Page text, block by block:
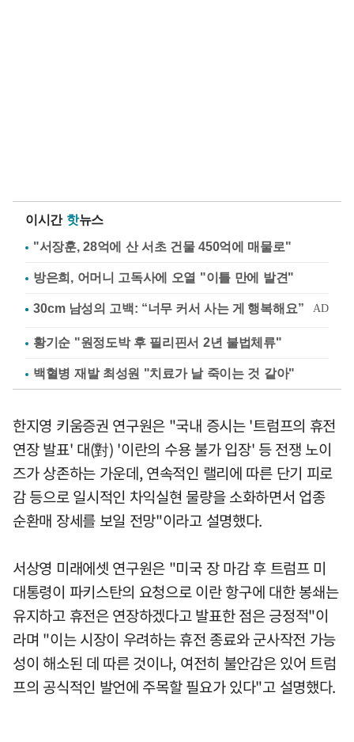
이시간 핫뉴스
"서장훈, 28억에 산 서초 건물 450억에 매물로"
방은희, 어머니 고독사에 오열 "이틀 만에 발견"
황기순 "원정도박 후 필리핀서 2년 불법체류"
백혈병 재발 최성원 "치료가 날 죽이는 것 같아"
한지영 키움증권 연구원은 "국내 증시는 '트럼프의 휴전
연장 발표' 대(對) '이란의 수용 불가 입장' 등 전쟁 노이
즈가 상존하는 가운데, 연속적인 랠리에 따른 단기 피로
감 등으로 일시적인 차익실현 물량을 소화하면서 업종
순환매 장세를 보일 전망"이라고 설명했다.
서상영 미래에셋 연구원은 "미국 장 마감 후 트럼프 미
대통령이 파키스탄의 요청으로 이란 항구에 대한 봉쇄는
유지하고 휴전은 연장하겠다고 발표한 점은 긍정적"이
라며 "이는 시장이 우려하는 휴전 종료와 군사작전 가능
성이 해소된 데 따른 것이나, 여전히 불안감은 있어 트럼
프의 공식적인 발언에 주목할 필요가 있다"고 설명했다.